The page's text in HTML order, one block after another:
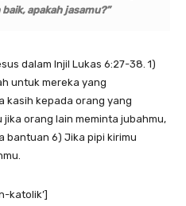
apakah jasamu?”
dalam Injil Lukas 6:27-38. 1)
untuk mereka yang
kasih kepada orang yang
jika orang lain meminta jubahmu,
bantuan 6) Jika pipi kirimu
katolik’]